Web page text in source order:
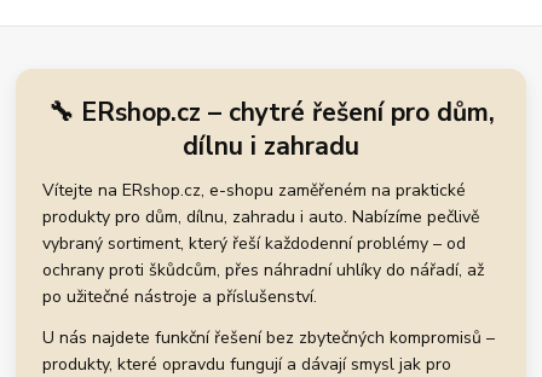
🔧 ERshop.cz – chytré řešení pro dům,
dílnu i zahradu
Vítejte na ERshop.cz, e-shopu zaměřeném na praktické
produkty pro dům, dílnu, zahradu i auto. Nabízíme pečlivě
vybraný sortiment, který řeší každodenní problémy – od
ochrany proti škůdcům, přes náhradní uhlíky do nářadí, až
po užitečné nástroje a příslušenství.
U nás najdete funkční řešení bez zbytečných kompromisů –
produkty, které opravdu fungují a dávají smysl jak pro